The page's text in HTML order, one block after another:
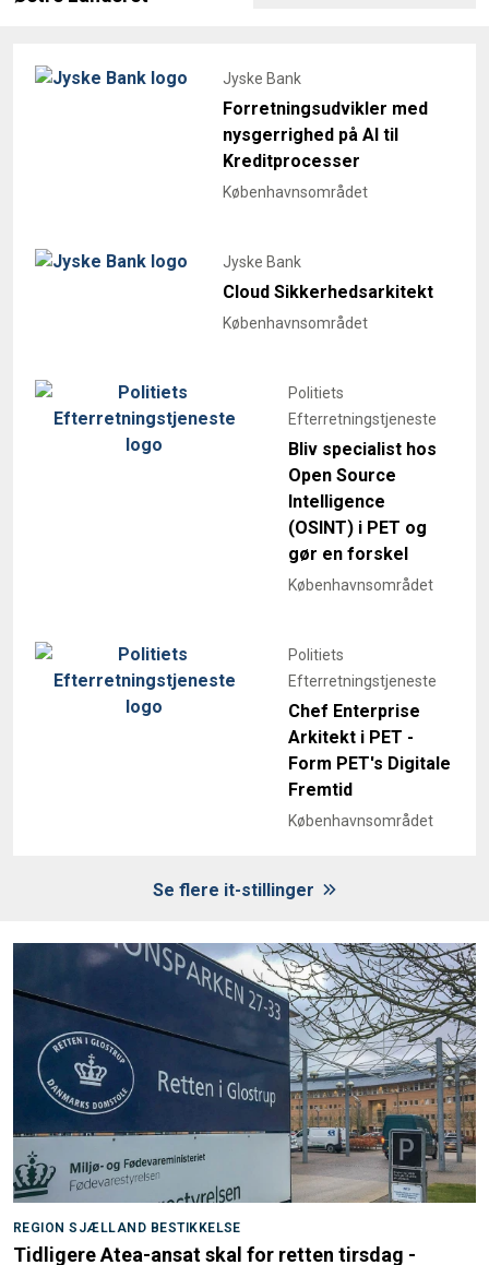
Jyske Bank
Forretningsudvikler med
nysgerrighed på AI til
Kreditprocesser
Københavnsområdet
Jyske Bank
Cloud Sikkerhedsarkitekt
Københavnsområdet
Politiets
Efterretningstjeneste
Bliv specialist hos
Open Source
Intelligence
(OSINT) i PET og
gør en forskel
Københavnsområdet
Politiets
Efterretningstjeneste
Chef Enterprise
Arkitekt i PET -
Form PET's Digitale
Fremtid
Københavnsområdet
Se flere it-stillinger
REGION SJÆLLAND BESTIKKELSE
Tidligere Atea-ansat skal for retten tirsdag -